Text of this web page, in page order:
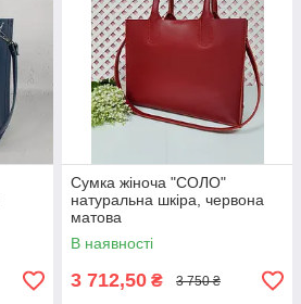
Сумка жіноча "СОЛО"
натуральна шкіра, червона
матова
В наявності
3 712,50 ₴ 3 750 ₴